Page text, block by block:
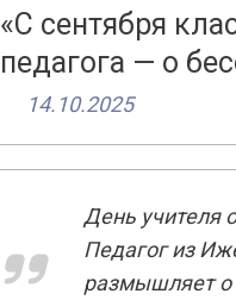
«С сентября
педагога — о
14.10.2025
День учителя
Педагог из
размышляет о